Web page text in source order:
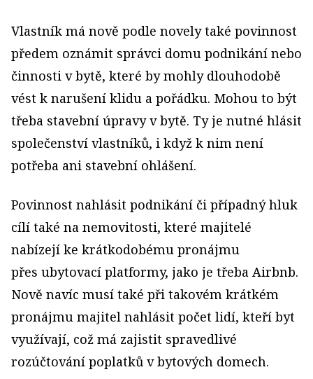
Vlastník má nově podle novely také povinnost
předem oznámit správci domu podnikání nebo
činnosti v bytě, které by mohly dlouhodobě
vést k narušení klidu a pořádku. Mohou to být
třeba stavební úpravy v bytě. Ty je nutné hlásit
společenství vlastníků, i když k nim není
potřeba ani stavební ohlášení.
Povinnost nahlásit podnikání či případný hluk
cílí také na nemovitosti, které majitelé
nabízejí ke krátko­dobému pronájmu
přes ubytovací platformy, jako je třeba Airbnb.
Nově navíc musí také při takovém krátkém
pronájmu majitel nahlásit počet lidí, kteří byt
vy­užívají, což má zajistit spravedlivé
rozúčtování poplatků v bytových domech.